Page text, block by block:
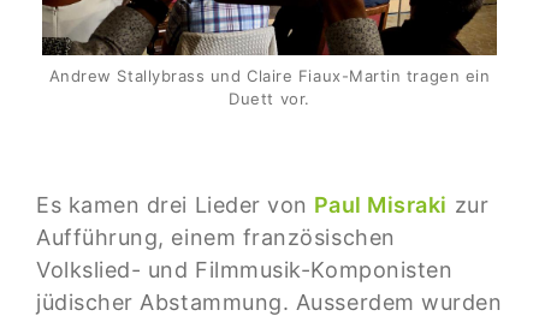
Andrew Stallybrass und Claire Fiaux-Martin tragen ein
Duett vor.
Es kamen drei Lieder von Paul Misraki zur
Aufführung, einem französischen
Volkslied- und Filmmusik-Komponisten
jüdischer Abstammung. Ausserdem wurden